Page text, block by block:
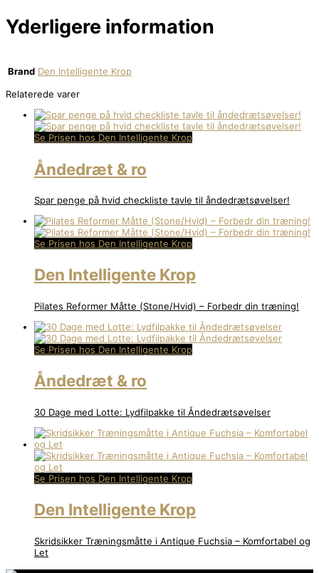
Yderligere information
Brand Den Intelligente Krop
Relaterede varer
Se Prisen hos Den Intelligente Krop
Åndedræt & ro
Spar penge på hvid checkliste tavle til åndedrætsøvelser!
Se Prisen hos Den Intelligente Krop
Den Intelligente Krop
Pilates Reformer Måtte (Stone/Hvid) – Forbedr din træning!
Se Prisen hos Den Intelligente Krop
Åndedræt & ro
30 Dage med Lotte: Lydfilpakke til Åndedrætsøvelser
Se Prisen hos Den Intelligente Krop
Den Intelligente Krop
Skridsikker Træningsmåtte i Antique Fuchsia – Komfortabel og
Let